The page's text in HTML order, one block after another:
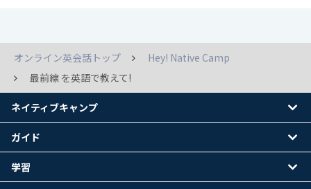
オンライン英会話トップ
Hey! Native Camp
最前線 を英語で教えて!
ネイティブキャンプ
ガイド
学習